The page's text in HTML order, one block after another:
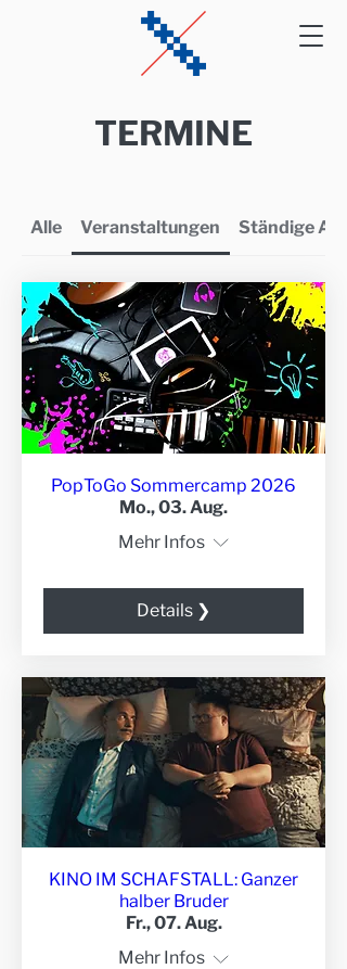
TERMINE
Alle Veranstaltungen Ständige
PopToGo Sommercamp 2026
Mo., 03. Aug.
Mehr Infos
Details ❯
KINO IM SCHAFSTALL: Ganzer
halber Bruder
Fr., 07. Aug.
Mehr Infos